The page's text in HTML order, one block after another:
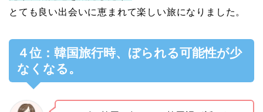
とても良い出会いに恵まれて楽しい旅になりました。
４位：韓国旅行時、ぼられる可能性が少
なくなる。